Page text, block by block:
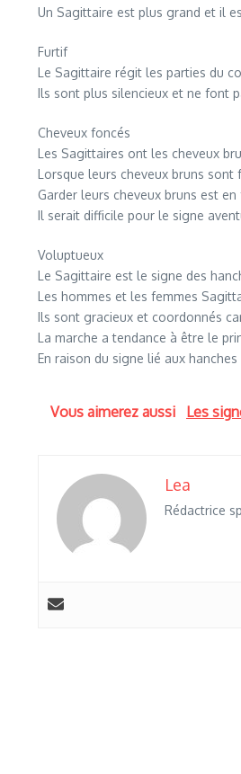
Un Sagittaire est plus grand et il
Furtif
Le Sagittaire régit les parties du
Ils sont plus silencieux et ne font
Cheveux foncés
Les Sagittaires ont les cheveux
Lorsque leurs cheveux bruns
Garder leurs cheveux bruns est
Il serait difficile pour le signe
Voluptueux
Le Sagittaire est le signe des
Les hommes et les femmes
Ils sont gracieux et coordonnés
La marche a tendance à être le
En raison du signe lié aux
Vous aimerez aussi Les
Lea
Rédactrice